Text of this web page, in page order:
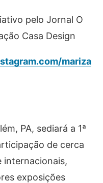
pelo Jornal O
Casa Design
mariza
PA, sediará a 1ª
de cerca
internacionais,
exposições